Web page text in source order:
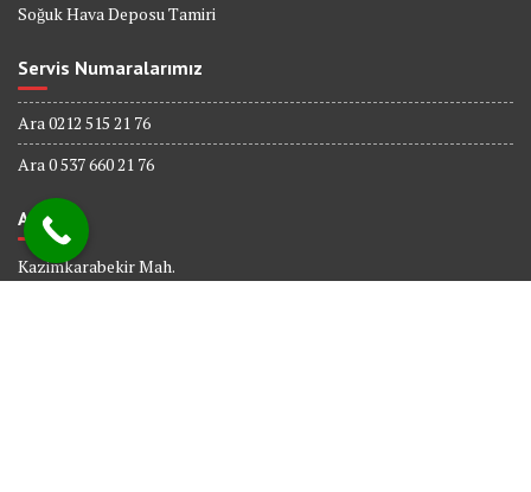
Soğuk Hava Deposu Tamiri
Servis Numaralarımız
Ara 0212 515 21 76
Ara 0 537 660 21 76
Adres
Kazimkarabekir Mah.